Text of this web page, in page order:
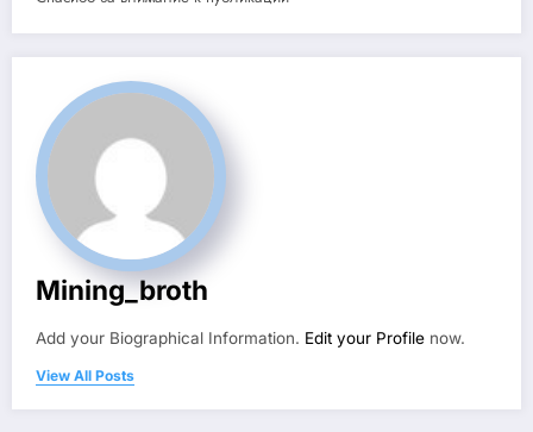
Mining_broth
Add your Biographical Information. Edit your Profile now.
View All Posts